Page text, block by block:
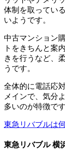
体制を取ってい
いようです。
中古マンション
トをきちんと案
きを行うなど、
うです。
全体的に電話応
メインで、気分
多いのが特徴です
東急リバブルは
東急リバブル 横